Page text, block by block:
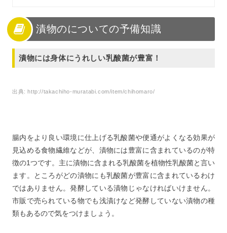
漬物のについての予備知識
漬物には身体にうれしい乳酸菌が豊富！
出典:http://takachiho-muratabi.com/item/chihomaro/
腸内をより良い環境に仕上げる乳酸菌や便通がよくなる効果が
見込める食物繊維などが、漬物には豊富に含まれているのが特
徴の1つです。主に漬物に含まれる乳酸菌を植物性乳酸菌と言い
ます。ところがどの漬物にも乳酸菌が豊富に含まれているわけ
ではありません。発酵している漬物じゃなければいけません。
市販で売られている物でも浅漬けなど発酵していない漬物の種
類もあるので気をつけましょう。